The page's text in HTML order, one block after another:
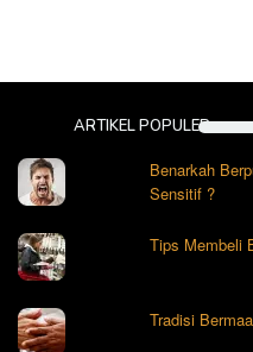
ARTIKEL POPULER
Benarkah
Sensitif ?
Tips Membeli
Tradisi